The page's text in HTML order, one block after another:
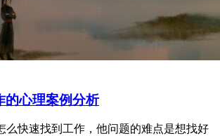
的心理案例分析
么快速找到工作，他问题的难点是想找好